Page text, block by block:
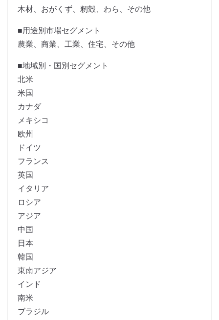
木材、おがくず、籾殻、わら、その他
■用途別市場セグメント
農業、商業、工業、住宅、その他
■地域別・国別セグメント
北米
米国
カナダ
メキシコ
欧州
ドイツ
フランス
英国
イタリア
ロシア
アジア
中国
日本
韓国
東南アジア
インド
南米
ブラジル